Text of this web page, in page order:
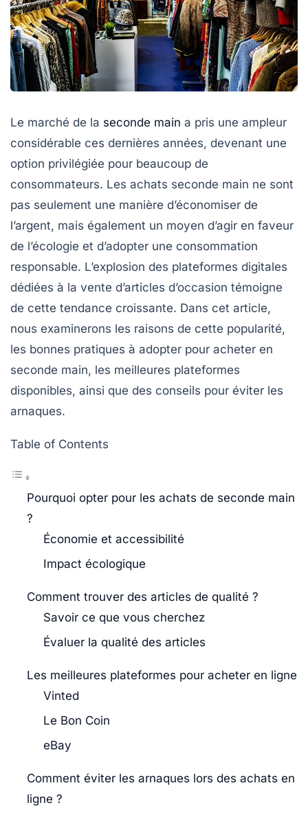
Le marché de la seconde main a pris une ampleur
considérable ces dernières années, devenant une
option privilégiée pour beaucoup de
consommateurs. Les achats seconde main ne sont
pas seulement une manière d’économiser de
l’argent, mais également un moyen d’agir en faveur
de l’écologie et d’adopter une consommation
responsable. L’explosion des plateformes digitales
dédiées à la vente d’articles d’occasion témoigne
de cette tendance croissante. Dans cet article,
nous examinerons les raisons de cette popularité,
les bonnes pratiques à adopter pour acheter en
seconde main, les meilleures plateformes
disponibles, ainsi que des conseils pour éviter les
arnaques.
Table of Contents
Pourquoi opter pour les achats de seconde main
?
Économie et accessibilité
Impact écologique
Comment trouver des articles de qualité ?
Savoir ce que vous cherchez
Évaluer la qualité des articles
Les meilleures plateformes pour acheter en ligne
Vinted
Le Bon Coin
eBay
Comment éviter les arnaques lors des achats en
ligne ?